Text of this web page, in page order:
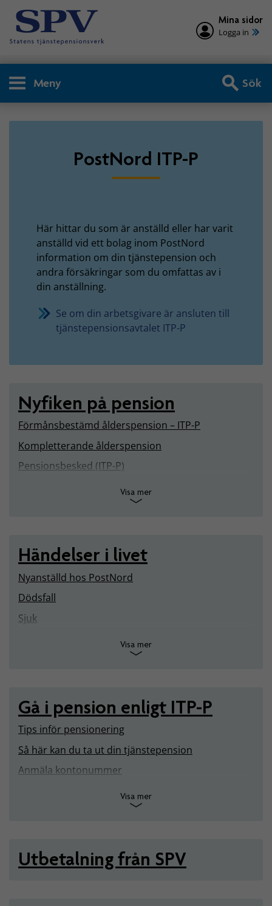
Mina sidor
Logga in
Meny Sök
PostNord ITP-P
Här hittar du som är anställd eller har varit
anställd vid ett bolag inom PostNord
information om din tjänstepension och
andra försäkringar som du omfattas av i
din anställning.
Se om din arbetsgivare är ansluten till
tjänstepensionsavtalet ITP-P
Nyfiken på pension
Förmånsbestämd ålderspension – ITP-P
Kompletterande ålderspension
Pensionsbesked (ITP-P)
Visa mer
Händelser i livet
Nyanställd hos PostNord
Dödsfall
Sjuk
Visa mer
Gå i pension enligt ITP-P
Tips inför pensionering
Så här kan du ta ut din tjänstepension
Anmäla kontonummer
Visa mer
Utbetalning från SPV